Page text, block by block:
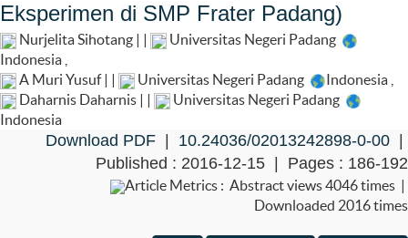
Eksperimen di SMP Frater Padang)
Nurjelita Sihotang | |
Universitas Negeri Padang
Indonesia
A Muri Yusuf | |
Universitas Negeri Padang Indonesia
Daharnis Daharnis | |
Universitas Negeri Padang
Indonesia
Download PDF 10.24036/02013242898-0-00
Published : 2016-12-15 | Pages : 186-192
Article Metrics : Abstract views 4046 times |
Downloaded 2016 times